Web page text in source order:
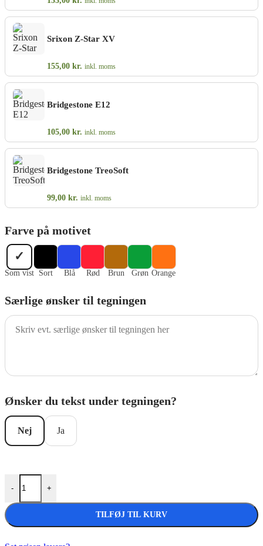
Srixon Z-Star XV
155,00 kr. inkl. moms
Bridgestone E12
105,00 kr. inkl. moms
Bridgestone TreoSoft
99,00 kr. inkl. moms
Farve på motivet
✓
Som vist Sort Blå Rød Brun Grøn Orange
Særlige ønsker til tegningen
Ønsker du tekst under tegningen?
Nej Ja
-
Golfbolde med Merry Christmas og stjerner antal
+
TILFØJ TIL KURV